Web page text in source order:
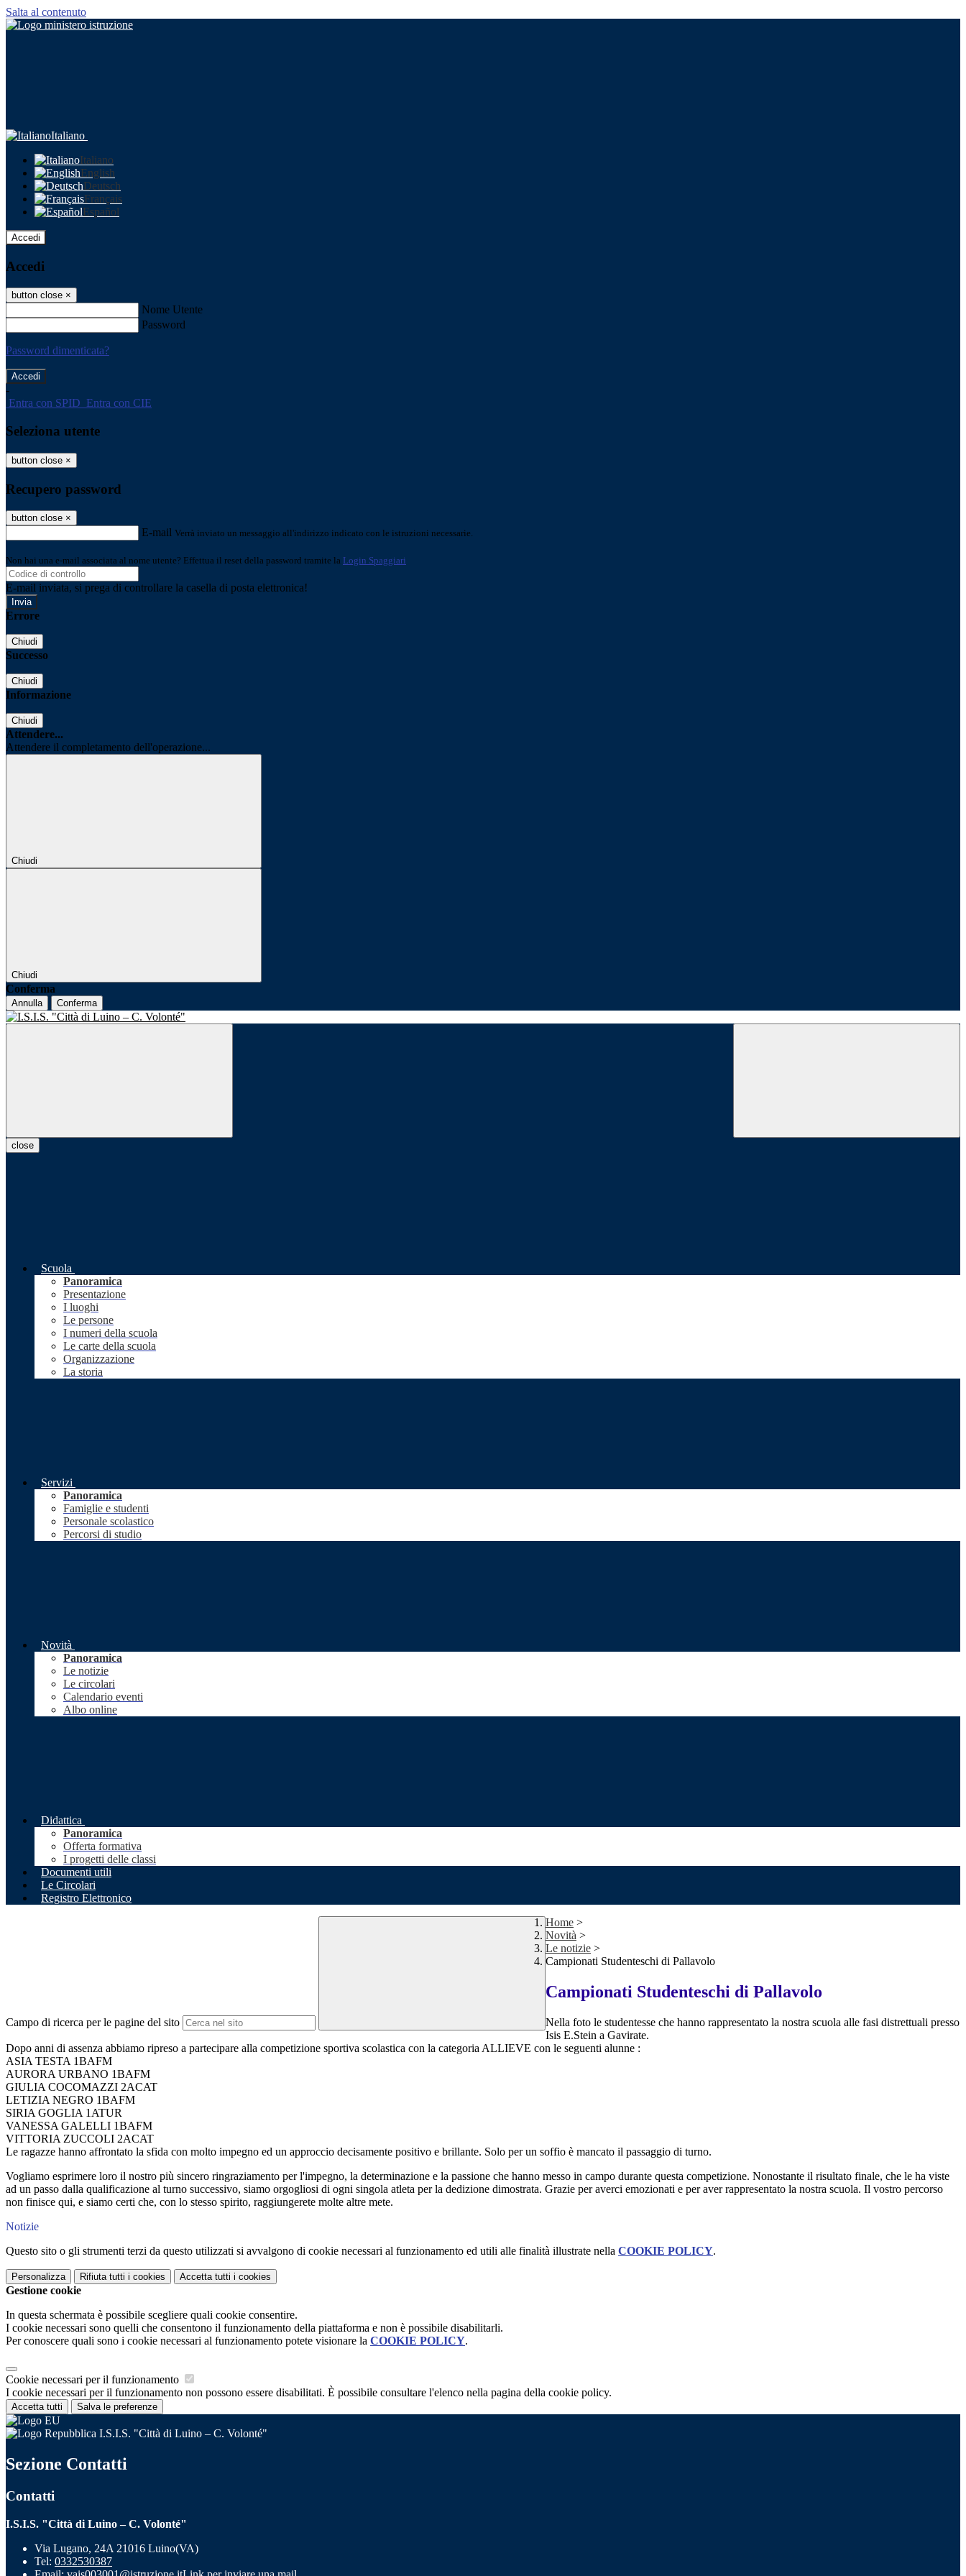
Salta al contenuto
Italiano
Italiano
English
Deutsch
Français
Español
Accedi
Accedi
button close ×
Nome Utente
Password
Password dimenticata?
-
Entra con SPID Entra con CIE
Seleziona utente
button close ×
Recupero password
button close ×
E-mail Verrà inviato un messaggio all'indirizzo indicato con le istruzioni necessarie.
Non hai una e-mail associata al nome utente? Effettua il reset della password tramite la Login Spaggiari
E-mail inviata, si prega di controllare la casella di posta elettronica!
Errore
Chiudi
Successo
Chiudi
Informazione
Chiudi
Attendere...
Attendere il completamento dell'operazione...
Chiudi
Chiudi
Conferma
Annulla Conferma
close
Scuola
Panoramica
Presentazione
I luoghi
Le persone
I numeri della scuola
Le carte della scuola
Organizzazione
La storia
Servizi
Panoramica
Famiglie e studenti
Personale scolastico
Percorsi di studio
Novità
Panoramica
Le notizie
Le circolari
Calendario eventi
Albo online
Didattica
Panoramica
Offerta formativa
I progetti delle classi
Documenti utili
Le Circolari
Registro Elettronico
Campo di ricerca per le pagine del sito
Home >
Novità >
Le notizie >
Campionati Studenteschi di Pallavolo
Campionati Studenteschi di Pallavolo
Nella foto le studentesse che hanno rappresentato la nostra scuola alle fasi distrettuali presso
Isis E.Stein a Gavirate.
Dopo anni di assenza abbiamo ripreso a partecipare alla competizione sportiva scolastica con la categoria ALLIEVE con le seguenti alunne :
ASIA TESTA 1BAFM
AURORA URBANO 1BAFM
GIULIA COCOMAZZI 2ACAT
LETIZIA NEGRO 1BAFM
SIRIA GOGLIA 1ATUR
VANESSA GALELLI 1BAFM
VITTORIA ZUCCOLI 2ACAT
Le ragazze hanno affrontato la sfida con molto impegno ed un approccio decisamente positivo e brillante. Solo per un soffio è mancato il passaggio di turno.
Vogliamo esprimere loro il nostro più sincero ringraziamento per l'impegno, la determinazione e la passione che hanno messo in campo durante questa competizione. Nonostante il risultato finale, che le ha viste
ad un passo dalla qualificazione al turno successivo, siamo orgogliosi di ogni singola atleta per la dedizione dimostrata. Grazie per averci emozionati e per aver rappresentato la nostra scuola. Il vostro percorso
non finisce qui, e siamo certi che, con lo stesso spirito, raggiungerete molte altre mete.
Notizie
Questo sito o gli strumenti terzi da questo utilizzati si avvalgono di cookie necessari al funzionamento ed utili alle finalità illustrate nella COOKIE POLICY.
Personalizza Rifiuta tutti i cookies Accetta tutti i cookies
Gestione cookie
In questa schermata è possibile scegliere quali cookie consentire.
I cookie necessari sono quelli che consentono il funzionamento della piattaforma e non è possibile disabilitarli.
Per conoscere quali sono i cookie necessari al funzionamento potete visionare la COOKIE POLICY.
Cookie necessari per il funzionamento
I cookie necessari per il funzionamento non possono essere disabilitati. È possibile consultare l'elenco nella pagina della cookie policy.
Accetta tutti Salva le preferenze
I.S.I.S. "Città di Luino – C. Volonté"
Sezione Contatti
Contatti
I.S.I.S. "Città di Luino – C. Volonté"
Via Lugano, 24A 21016 Luino(VA)
Tel: 0332530387